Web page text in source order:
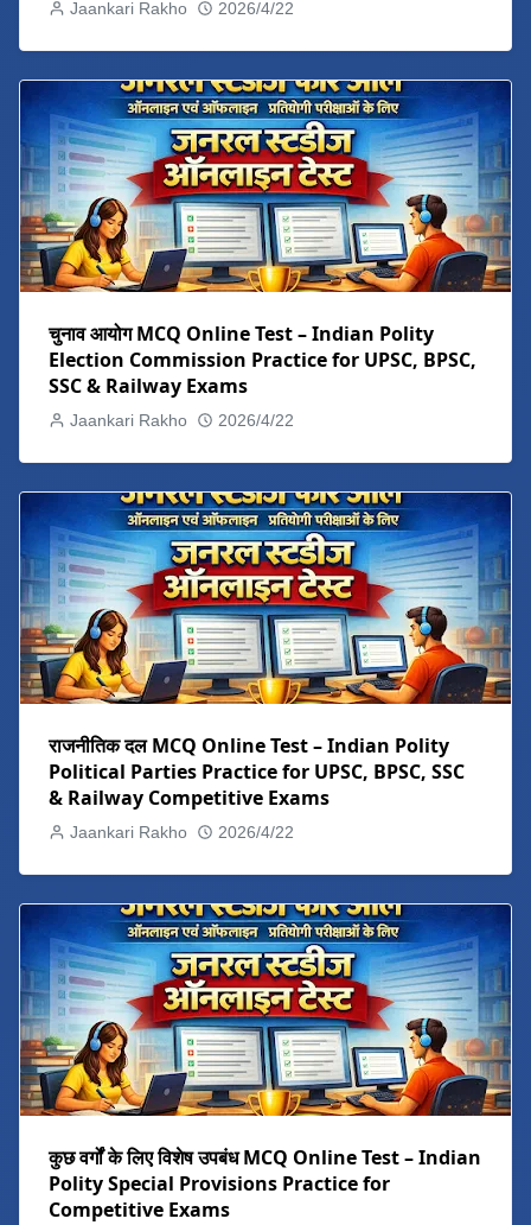
Jaankari Rakho 2026/4/22
चुनाव आयोग MCQ Online Test – Indian Polity
Election Commission Practice for UPSC, BPSC,
SSC & Railway Exams
Jaankari Rakho 2026/4/22
राजनीतिक दल MCQ Online Test – Indian Polity
Political Parties Practice for UPSC, BPSC, SSC
& Railway Competitive Exams
Jaankari Rakho 2026/4/22
कुछ वर्गों के लिए विशेष उपबंध MCQ Online Test – Indian
Polity Special Provisions Practice for
Competitive Exams